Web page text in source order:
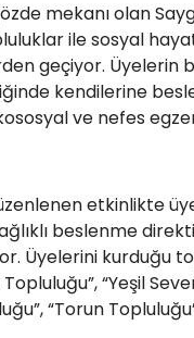
mekanı olan
ile sosyal
geçiyor. Üyelerin
kendilerine
ve nefes
etkinlikte
beslenme
Üyelerini kurduğu
“Yeşil
“Torun